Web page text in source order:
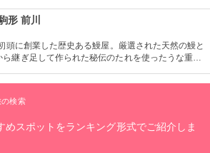
どにも最適。特注品も承っている。
形 前川
頭に創業した歴史ある鰻屋。厳選された天然の鰻と
継ぎ足して作られた秘伝のたれを使ったうな重は
の検索
めスポットをランキング形式でご紹介しま